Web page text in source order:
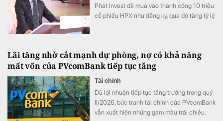
Phát Invest đã mua vào thành công 10 triệu
cổ phiếu HPX như đăng ký, qua đó tăng tỷ lệ
Lãi tăng nhờ cắt mạnh dự phòng, nợ có khả năng
mất vốn của PVcomBank tiếp tục tăng
Tài chính
Dù lợi nhuận tiếp tục tăng trưởng trong quý
II/2026, bức tranh tài chính của PVcomBank
vẫn xuất hiện những gam màu trái chiều.